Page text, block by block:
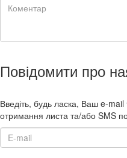
Повідомити про
Введіть, будь ласка, Ваш e-
отримання листа та/або SMS